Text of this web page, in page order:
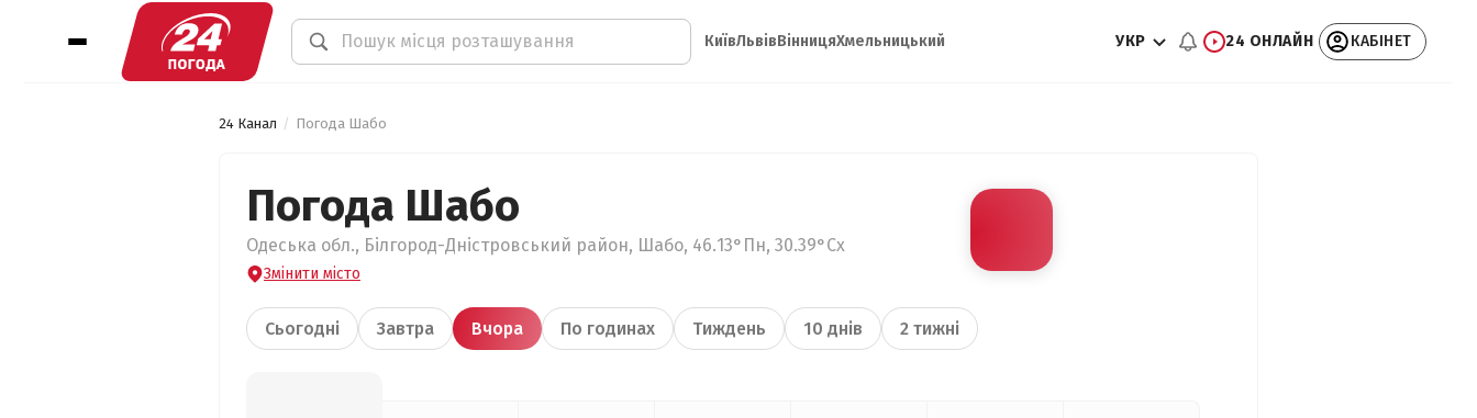
КиївЛьвівВінницяХмельницький УКР 24 ОНЛАЙН КАБІНЕТ
24 Канал Погода Шабо
Погода Шабо
Одеська обл., Білгород-Дністровський район, Шабо, 46.13°Пн, 30.39°Сх
Змінити місто
Сьогодні Завтра Вчора По годинах Тиждень 10 днів 2 тижні